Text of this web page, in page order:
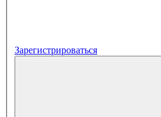
Зарегистрироваться